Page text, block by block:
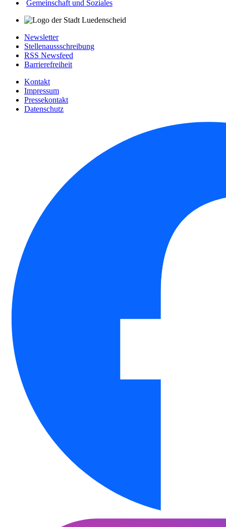
Gemeinschaft und Soziales
Newsletter
Stellenaussschreibung
RSS Newsfeed
Barrierefreiheit
Kontakt
Impressum
Pressekontakt
Datenschutz